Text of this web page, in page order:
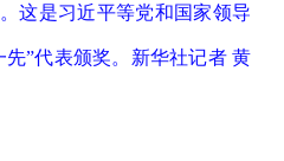
这是习近平等党和国家领导
先”代表颁奖。新华社记者 黄